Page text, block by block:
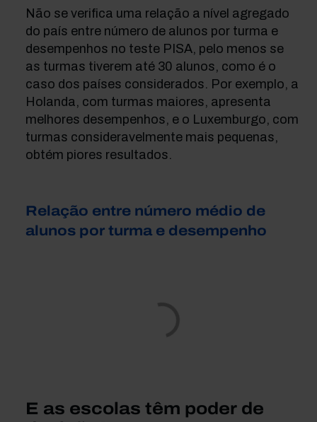
Não se verifica uma relação a nível agregado
do país entre número de alunos por turma e
desempenhos no teste PISA, pelo menos se
as turmas tiverem até 30 alunos, como é o
caso dos países considerados. Por exemplo, a
Holanda, com turmas maiores, apresenta
melhores desempenhos, e o Luxemburgo, com
turmas consideravelmente mais pequenas,
obtém piores resultados.
Relação entre número médio de
alunos por turma e desempenho
E as escolas têm poder de